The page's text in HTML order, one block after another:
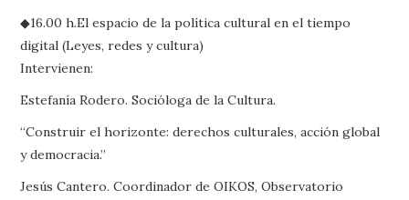
◆16.00 h.El espacio de la política cultural en el tiempo
digital (Leyes, redes y cultura)
Intervienen:
Estefanía Rodero. Socióloga de la Cultura.
“Construir el horizonte: derechos culturales, acción global
y democracia.”
Jesús Cantero. Coordinador de OIKOS, Observatorio